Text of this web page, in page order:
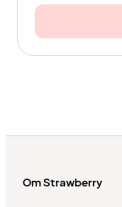
Om Strawberry